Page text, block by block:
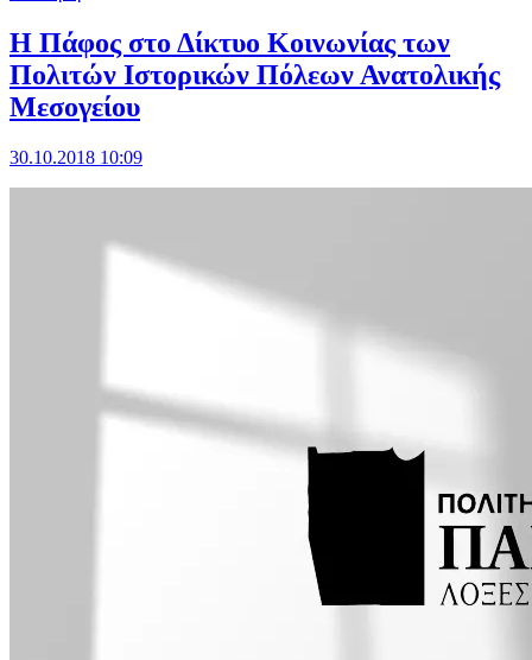
Η Πάφος στο Δίκτυο Κοινωνίας των
Πολιτών Ιστορικών Πόλεων Ανατολικής
Μεσογείου
30.10.2018 10:09